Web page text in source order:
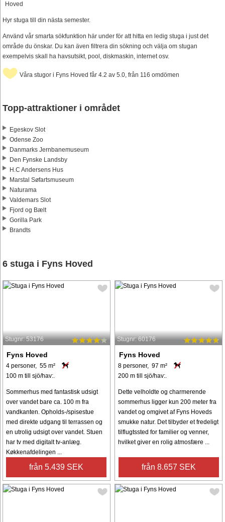
Hoved
Hyr stuga till din nästa semester.
Använd vår smarta sökfunktion här under för att hitta en ledig stuga i just det
område du önskar. Du kan även filtrera din sökning och välja om stugan
exempelvis skall ha havsutsikt, pool, diskmaskin, internet osv.
Våra stugor i Fyns Hoved får 4.2 av 5.0, från 116 omdömen
Topp-attraktioner i området
Egeskov Slot
Odense Zoo
Danmarks Jernbanemuseum
Den Fynske Landsby
H.C Andersens Hus
Marstal Søfartsmuseum
Naturama
Valdemars Slot
Fjord og Bælt
Gorilla Park
Brandts
6 stuga i Fyns Hoved
Stugnr: 53176
Fyns Hoved
4 personer, 55 m²
100 m till sjö/hav:.
Sommerhus med fantastisk udsigt
over vandet bare ca. 100 m fra
vandkanten. Opholds-/spisestue
med direkte udgang til terrassen og
en utrolig udsigt over vandet. Stuen
har tv med digitalt tv-anlæg.
Køkkenafdelingen ...
från 5.439 SEK
Stugnr: 60176
Fyns Hoved
8 personer, 97 m²
200 m till sjö/hav:.
Dette velholdte og charmerende
sommerhus ligger kun 200 meter fra
vandet og omgivet af Fyns Hoveds
smukke natur. Det tilbyder et fredeligt
tilflugtssted for familier og venner,
hvilket giver en rolig atmosfære ...
från 8.657 SEK